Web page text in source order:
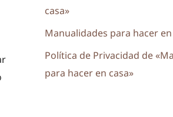
casa»
Manualidades para hacer en
Política de Privacidad de
para hacer en casa»